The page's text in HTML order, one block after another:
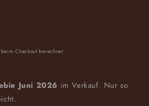
Checkout berechnet
Juni 2026 im Verkauf. Nur so